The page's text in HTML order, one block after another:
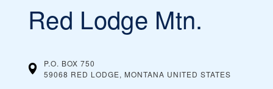
Red Lodge Mtn.
P.O. BOX 750
59068 RED LODGE, MONTANA UNITED STATES